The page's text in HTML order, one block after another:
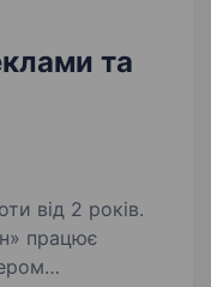
та
від 2 років.